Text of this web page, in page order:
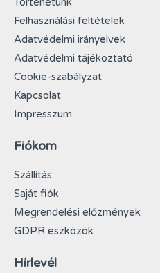
Felhasználási feltételek
Adatvédelmi irányelvek
Adatvédelmi tájékoztató
Cookie-szabályzat
Kapcsolat
Impresszum
Fiókom
Szállítás
Saját fiók
Megrendelési előzmények
GDPR eszközök
Hírlevél